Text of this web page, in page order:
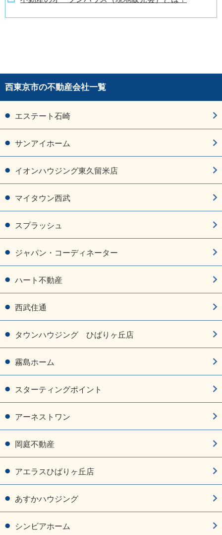
西東京市の不動産会社一覧
エステート石崎
サンアイホーム
イオンハウジング東久留米店
マイタウン西武
スプラッシュ
ジャパン・コーディネーター
ハート不動産
西武住通
タウンハウジング ひばりヶ丘店
霧島ホーム
スターティングポイント
アーネストワン
岡庭不動産
アエラスひばりヶ丘店
あすかハウジング
シンビアホーム